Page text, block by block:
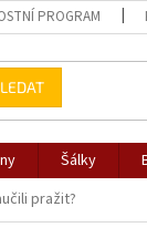
PROGRAM
Šálky
pražit?